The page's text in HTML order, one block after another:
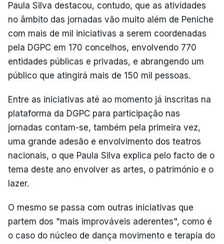
Paula Silva destacou, contudo, que as atividades
no âmbito das jornadas vão muito além de Peniche
com mais de mil iniciativas a serem coordenadas
pela DGPC em 170 concelhos, envolvendo 770
entidades públicas e privadas, e abrangendo um
público que atingirá mais de 150 mil pessoas.
Entre as iniciativas até ao momento já inscritas na
plataforma da DGPC para participação nas
jornadas contam-se, também pela primeira vez,
uma grande adesão e envolvimento dos teatros
nacionais, o que Paula Silva explica pelo facto de o
tema deste ano envolver as artes, o património e o
lazer.
O mesmo se passa com outras iniciativas que
partem dos "mais improváveis aderentes", como é
o caso do núcleo de dança movimento e terapia do